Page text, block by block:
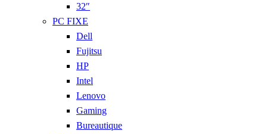
32″
PC FIXE
Dell
Fujitsu
HP
Intel
Lenovo
Gaming
Bureautique